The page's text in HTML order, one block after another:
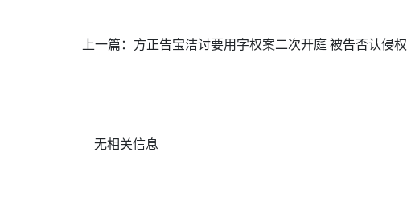
上一篇： 方正告宝洁讨要用字权案二次开庭 被告否认侵权
无相关信息